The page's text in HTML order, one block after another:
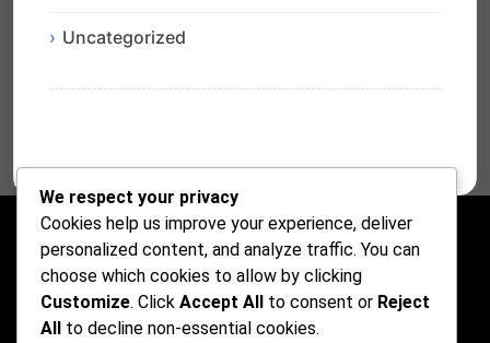
Uncategorized
We respect your privacy
Cookies help us improve your experience, deliver
personalized content, and analyze traffic. You can
choose which cookies to allow by clicking
Customize. Click Accept All to consent or Reject
All to decline non-essential cookies.